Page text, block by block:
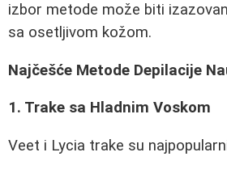
izbor metode može biti
sa osetljivom kožom.
Najčešće Metode Depilacije
1. Trake sa Hladnim Voskom
Veet i Lycia trake su